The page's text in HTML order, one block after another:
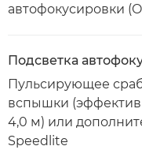
автофокусировки
Подсветка
Пульсирующее
вспышки
4,0 м) или
Speedlite